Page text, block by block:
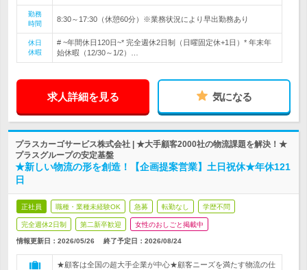
勤務
時間
8:30～17:30（休憩60分）※業務状況により早出勤務あり
休日
休暇
# ~年間休日120日~* 完全週休2日制（日曜固定休+1日）* 年末年
始休暇（12/30～1/2）…
求人詳細を見る 気になる
プラスカーゴサービス株式会社 | ★大手顧客2000社の物流課題を解決！★
プラスグループの安定基盤
★新しい物流の形を創造！【企画提案営業】土日祝休★年休121
日
正社員 職種・業種未経験OK 急募 転勤なし 学歴不問
完全週休2日制 第二新卒歓迎 女性のおしごと掲載中
情報更新日：2026/05/26 終了予定日： 2026/08/24
★顧客は全国の超大手企業が中心★顧客ニーズを満たす物流の仕